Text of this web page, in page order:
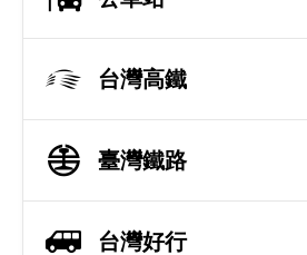
台灣高鐵
臺灣鐵路
台灣好行